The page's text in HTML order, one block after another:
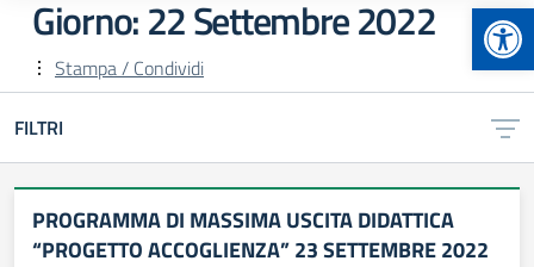
Giorno:22 Settembre 2022
Stampa / Condividi
FILTRI
PROGRAMMA DI MASSIMA USCITA DIDATTICA
“PROGETTO ACCOGLIENZA” 23 SETTEMBRE 2022